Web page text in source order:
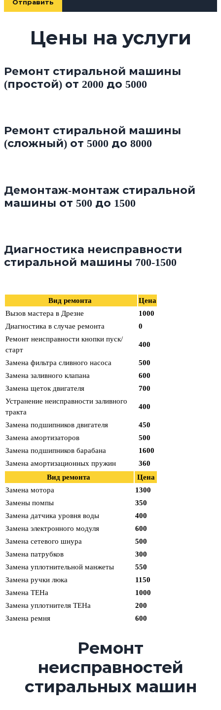
Цены на услуги
Ремонт стиральной машины
(простой) от 2000 до 5000
Ремонт стиральной машины
(сложный) от 5000 до 8000
Демонтаж-монтаж стиральной
машины от 500 до 1500
Диагностика неисправности
стиральной машины 700-1500
Вид ремонта
Цена
Вызов мастера в Дрезне
1000
Диагностика в случае ремонта
0
Ремонт неисправности кнопки пуск/
старт
400
Замена фильтра сливного насоса
500
Замена заливного клапана
600
Замена щеток двигателя
700
Устранение неисправности заливного
тракта
400
Замена подшипников двигателя
450
Замена амортизаторов
500
Замена подшипников барабана
1600
Замена амортизационных пружин
360
Вид ремонта
Цена
Замена мотора
1300
Замены помпы
350
Замена датчика уровня воды
400
Замена электронного модуля
600
Замена сетевого шнура
500
Замена патрубков
300
Замена уплотнительной манжеты
550
Замена ручки люка
1150
Замена ТЕНа
1000
Замена уплотнителя ТЕНа
200
Замена ремня
600
Ремонт
неисправностей
стиральных машин